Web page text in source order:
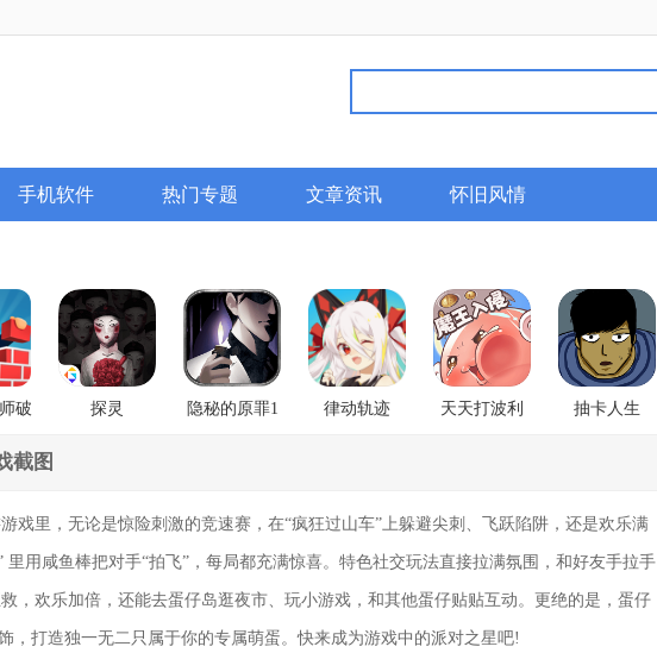
手机软件 热门专题 文章资讯 怀旧风情
破
探灵
隐秘的原罪1
律动轨迹
天天打波利 抽卡人生
截图
里，无论是惊险刺激的竞速赛，在“疯狂过山车”上躲避尖刺、飞跃陷阱，还是欢乐满
里用咸鱼棒把对手“拍飞”，每局都充满惊喜。特色社交玩法直接拉满氛围，和好友手拉手
，欢乐加倍，还能去蛋仔岛逛夜市、玩小游戏，和其他蛋仔贴贴互动。更绝的是，蛋仔
，打造独一无二只属于你的专属萌蛋。快来成为游戏中的派对之星吧!